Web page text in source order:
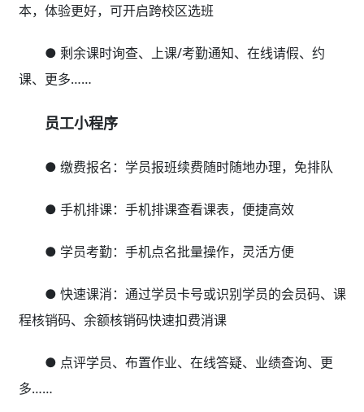
本，体验更好，可开启跨校区选班
● 剩余课时询查、上课/考勤通知、在线请假、约
课、更多……
员工小程序
● 缴费报名：学员报班续费随时随地办理，免排队
● 手机排课：手机排课查看课表，便捷高效
● 学员考勤：手机点名批量操作，灵活方便
● 快速课消：通过学员卡号或识别学员的会员码、课
程核销码、余额核销码快速扣费消课
● 点评学员、布置作业、在线答疑、业绩查询、更
多……